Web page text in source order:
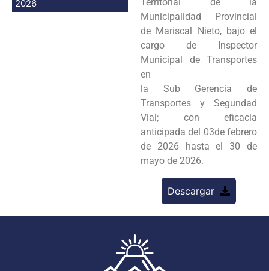
2026
Municipalidad Provincial
de Mariscal Nieto, bajo el
cargo de Inspector
Municipal de Transportes
en
la Sub Gerencia de
Transportes y Segundad
Vial; con eficacia
anticipada del 03de febrero
de 2026 hasta el 30 de
mayo de 2026.
Descargar